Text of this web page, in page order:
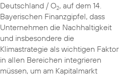
Deutschland / O2, auf dem 14.
Bayerischen Finanzgipfel, dass
Unternehmen die Nachhaltigkeit
und insbesondere die
Klimastrategie als wichtigen Faktor
in allen Bereichen integrieren
müssen, um am Kapitalmarkt